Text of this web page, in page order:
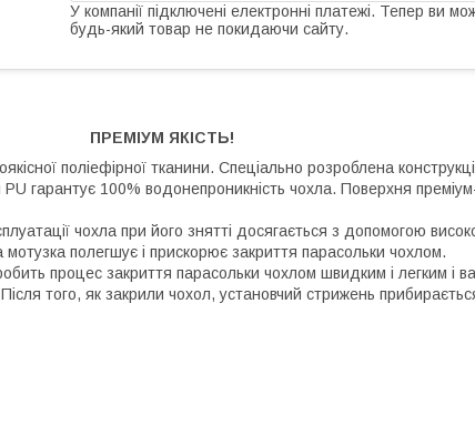
У компанії підключені електронні платежі. Тепер ви
будь-який товар не покидаючи сайту.
ПРЕМІУМ ЯКІСТЬ!
поліефірної тканини. Спеціально розроблена
PU гарантує 100% водонепроникність чохла. Поверхня
чохла при його знятті досягається з допомогою
полегшує і прискорює закриття парасольки чохлом.
процес закриття парасольки чохлом швидким і легким і
того, як закрили чохол, установчий стрижень